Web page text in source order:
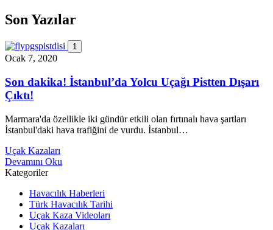
Son Yazılar
1
Ocak 7, 2020
Son dakika! İstanbul’da Yolcu Uçağı Pistten Dışarı
Çıktı!
Marmara'da özellikle iki gündür etkili olan fırtınalı hava şartları
İstanbul'daki hava trafiğini de vurdu. İstanbul…
Uçak Kazaları
Devamını Oku
Kategoriler
Havacılık Haberleri
Türk Havacılık Tarihi
Uçak Kaza Videoları
Uçak Kazaları